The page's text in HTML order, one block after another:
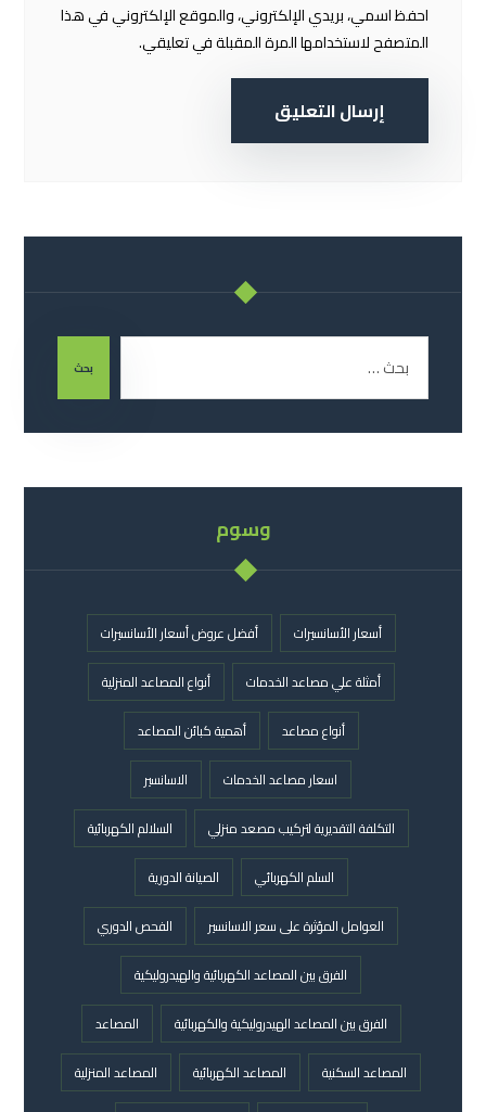
احفظ اسمي، بريدي الإلكتروني، والموقع الإلكتروني في هذا
المتصفح لاستخدامها المرة المقبلة في تعليقي.
إرسال التعليق
بحث
وسوم
أسعار الأسانسيرات
أفضل عروض أسعار الأسانسيرات
أمثلة علي مصاعد الخدمات
أنواع المصاعد المنزلية
أنواع مصاعد
أهمية كبائن المصاعد
اسعار مصاعد الخدمات
الاسانسير
التكلفة التقديرية لتركيب مصعد منزلي
السلالم الكهربائية
السلم الكهربائي
الصيانة الدورية
العوامل المؤثرة على سعر الاسانسير
الفحص الدوري
الفرق بين المصاعد الكهربائية والهيدروليكية
الفرق بين المصاعد الهيدروليكية والكهربائية
المصاعد
المصاعد السكنية
المصاعد الكهربائية
المصاعد المنزلية